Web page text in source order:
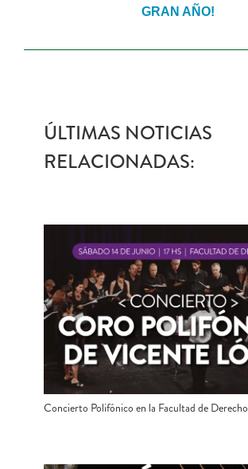
GRAN AÑO!
ÚLTIMAS NOTICIAS
RELACIONADAS:
Concierto Polifónico en la Facultad de Derecho